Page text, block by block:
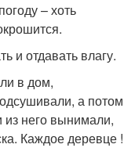
– хоть
и отдавать влагу.
в дом,
а потом
из него вынимали,
Каждое деревце !